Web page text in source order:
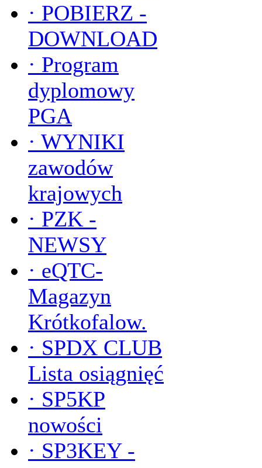
· POBIERZ -
DOWNLOAD
· Program
dyplomowy
PGA
· WYNIKI
zawodów
krajowych
· PZK -
NEWSY
· eQTC-
Magazyn
Krótkofalow.
· SPDX CLUB
Lista osiągnięć
· SP5KP
nowości
· SP3KEY -